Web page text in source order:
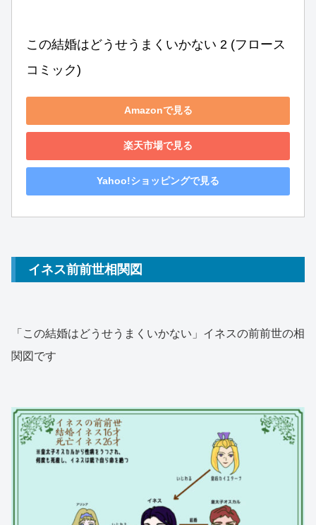
この結婚はどうせうまくいかない 2 (フロース
コミック)
Amazonで見る
楽天市場で見る
Yahoo!ショッピングで見る
イネス前前世相関図
「この結婚はどうせうまくいかない」イネスの前前世の相
関図です